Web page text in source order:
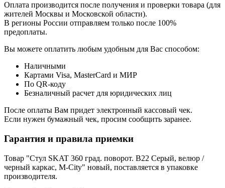
Оплата производится после получения и проверки товара (для
жителей Москвы и Московской области).
В регионы России отправляем только после 100%
предоплаты.
Вы можете оплатить любым удобным для Вас способом:
Наличными
Картами Visa, MasterCard и МИР
По QR-коду
Безналичный расчет для юридических лиц
После оплаты Вам придет электронный кассовый чек.
Если нужен бумажный чек, просим сообщить заранее.
Гарантия и правила приемки
Товар "Стул SKAT 360 град. поворот. B22 Серый, велюр /
черный каркас, М-City" новый, поставляется в упаковке
производителя.